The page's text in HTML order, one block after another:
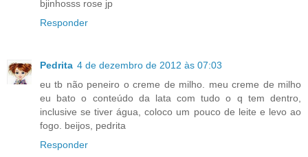
bjinhosss rose jp
Responder
Pedrita 4 de dezembro de 2012 às 07:03
eu tb não peneiro o creme de milho. meu creme de milho
eu bato o conteúdo da lata com tudo o q tem dentro,
inclusive se tiver água, coloco um pouco de leite e levo ao
fogo. beijos, pedrita
Responder